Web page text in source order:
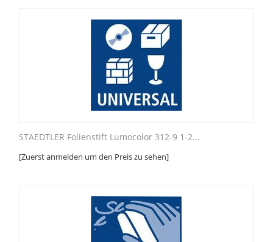
STAEDTLER Folienstift Lumocolor 312-9 1-2...
[Zuerst anmelden um den Preis zu sehen]